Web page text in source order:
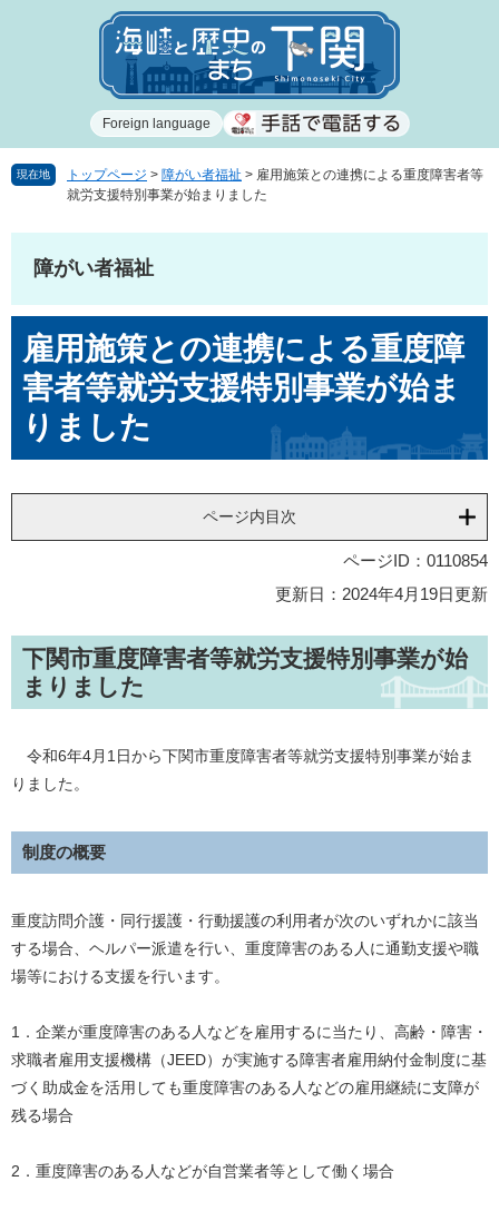
で
ば
Foreign language
現在地 トップページ > 障がい者福祉 > 雇用施策との連携による重度障害者等
就労支援特別事業が始まりました
障がい者福祉
雇用施策との連携による重度障
害者等就労支援特別事業が始ま
りました
ページ内目次
ページID：0110854
更新日：2024年4月19日更新
下関市重度障害者等就労支援特別事業が始
まりました
令和6年4月1日から下関市重度障害者等就労支援特別事業が始ま
りました。
制度の概要
重度訪問介護・同行援護・行動援護の利用者が次のいずれかに該当
する場合、ヘルパー派遣を行い、重度障害のある人に通勤支援や職
場等における支援を行います。
1．企業が重度障害のある人などを雇用するに当たり、高齢・障害・
求職者雇用支援機構（JEED）が実施する障害者雇用納付金制度に基
づく助成金を活用しても重度障害のある人などの雇用継続に支障が
残る場合
2．重度障害のある人などが自営業者等として働く場合